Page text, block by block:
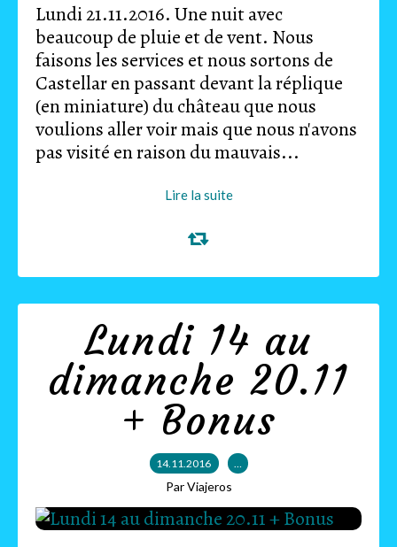
Lundi 21.11.2016. Une nuit avec
beaucoup de pluie et de vent. Nous
faisons les services et nous sortons de
Castellar en passant devant la réplique
(en miniature) du château que nous
voulions aller voir mais que nous n'avons
pas visité en raison du mauvais...
Lire la suite
Lundi 14 au
dimanche 20.11
+ Bonus
14.11.2016 …
Par Viajeros